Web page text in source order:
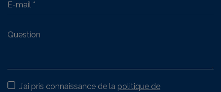
J’ai pris connaissance de la politique de